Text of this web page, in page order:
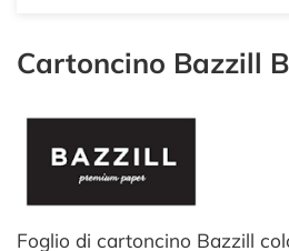
Cartoncino Bazzill
Foglio di cartoncino Bazzill